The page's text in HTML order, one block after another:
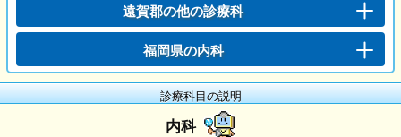
遠賀郡の他の診療科
福岡県の内科
診療科目の説明
内科